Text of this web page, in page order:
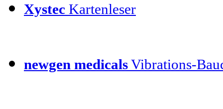
Xystec Kartenleser
newgen medicalsVibrations-